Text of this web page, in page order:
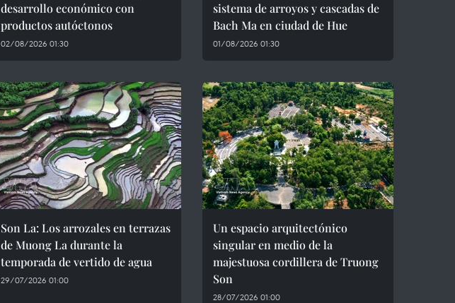
desarrollo económico con
productos autóctonos
02/08/2026 01:30
sistema de arroyos y cascadas de
Bach Ma en ciudad de Hue
01/08/2026 01:30
Son La: Los arrozales en terrazas
de Muong La durante la
temporada de vertido de agua
29/07/2026 01:00
Un espacio arquitectónico
singular en medio de la
majestuosa cordillera de Truong
Son
28/07/2026 01:00